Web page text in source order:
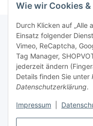
Wie wir Cookies
Durch Klicken auf „Alle
Einsatz folgender
Vimeo, ReCaptcha,
Tag Manager,
jederzeit ändern
Details finden Sie unter
Datenschutzerklärung.
Impressum
Bitte senden
Datenschutzerklärung
Informationen zu